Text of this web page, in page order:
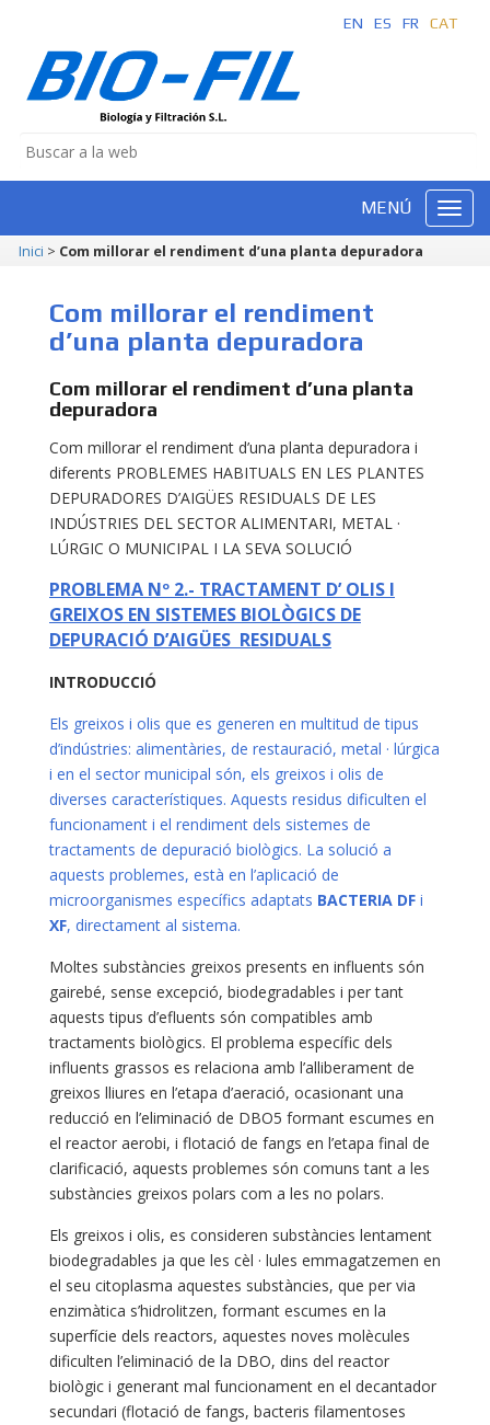
EN ES FR CAT
MENÚ
Inici > Com millorar el rendiment d’una planta depuradora
Com millorar el rendiment
d’una planta depuradora
Com millorar el rendiment d’una planta
depuradora
Com millorar el rendiment d’una planta depuradora i
diferents PROBLEMES HABITUALS EN LES PLANTES
DEPURADORES D’AIGÜES RESIDUALS DE LES
INDÚSTRIES DEL SECTOR ALIMENTARI, METAL ·
LÚRGIC O MUNICIPAL I LA SEVA SOLUCIÓ
PROBLEMA Nº 2.- TRACTAMENT D’ OLIS I
GREIXOS EN SISTEMES BIOLÒGICS DE
DEPURACIÓ D’AIGÜES RESIDUALS
INTRODUCCIÓ
Els greixos i olis que es generen en multitud de tipus
d’indústries: alimentàries, de restauració, metal · lúrgica
i en el sector municipal són, els greixos i olis de
diverses característiques. Aquests residus dificulten el
funcionament i el rendiment dels sistemes de
tractaments de depuració biològics. La solució a
aquests problemes, està en l’aplicació de
microorganismes específics adaptats BACTERIA DF i
XF, directament al sistema.
Moltes substàncies greixos presents en influents són
gairebé, sense excepció, biodegradables i per tant
aquests tipus d’efluents són compatibles amb
tractaments biològics. El problema específic dels
influents grassos es relaciona amb l’alliberament de
greixos lliures en l’etapa d’aeració, ocasionant una
reducció en l’eliminació de DBO5 formant escumes en
el reactor aerobi, i flotació de fangs en l’etapa final de
clarificació, aquests problemes són comuns tant a les
substàncies greixos polars com a les no polars.
Els greixos i olis, es consideren substàncies lentament
biodegradables ja que les cèl · lules emmagatzemen en
el seu citoplasma aquestes substàncies, que per via
enzimàtica s’hidrolitzen, formant escumes en la
superfície dels reactors, aquestes noves molècules
dificulten l’eliminació de la DBO, dins del reactor
biològic i generant mal funcionament en el decantador
secundari (flotació de fangs, bacteris filamentoses